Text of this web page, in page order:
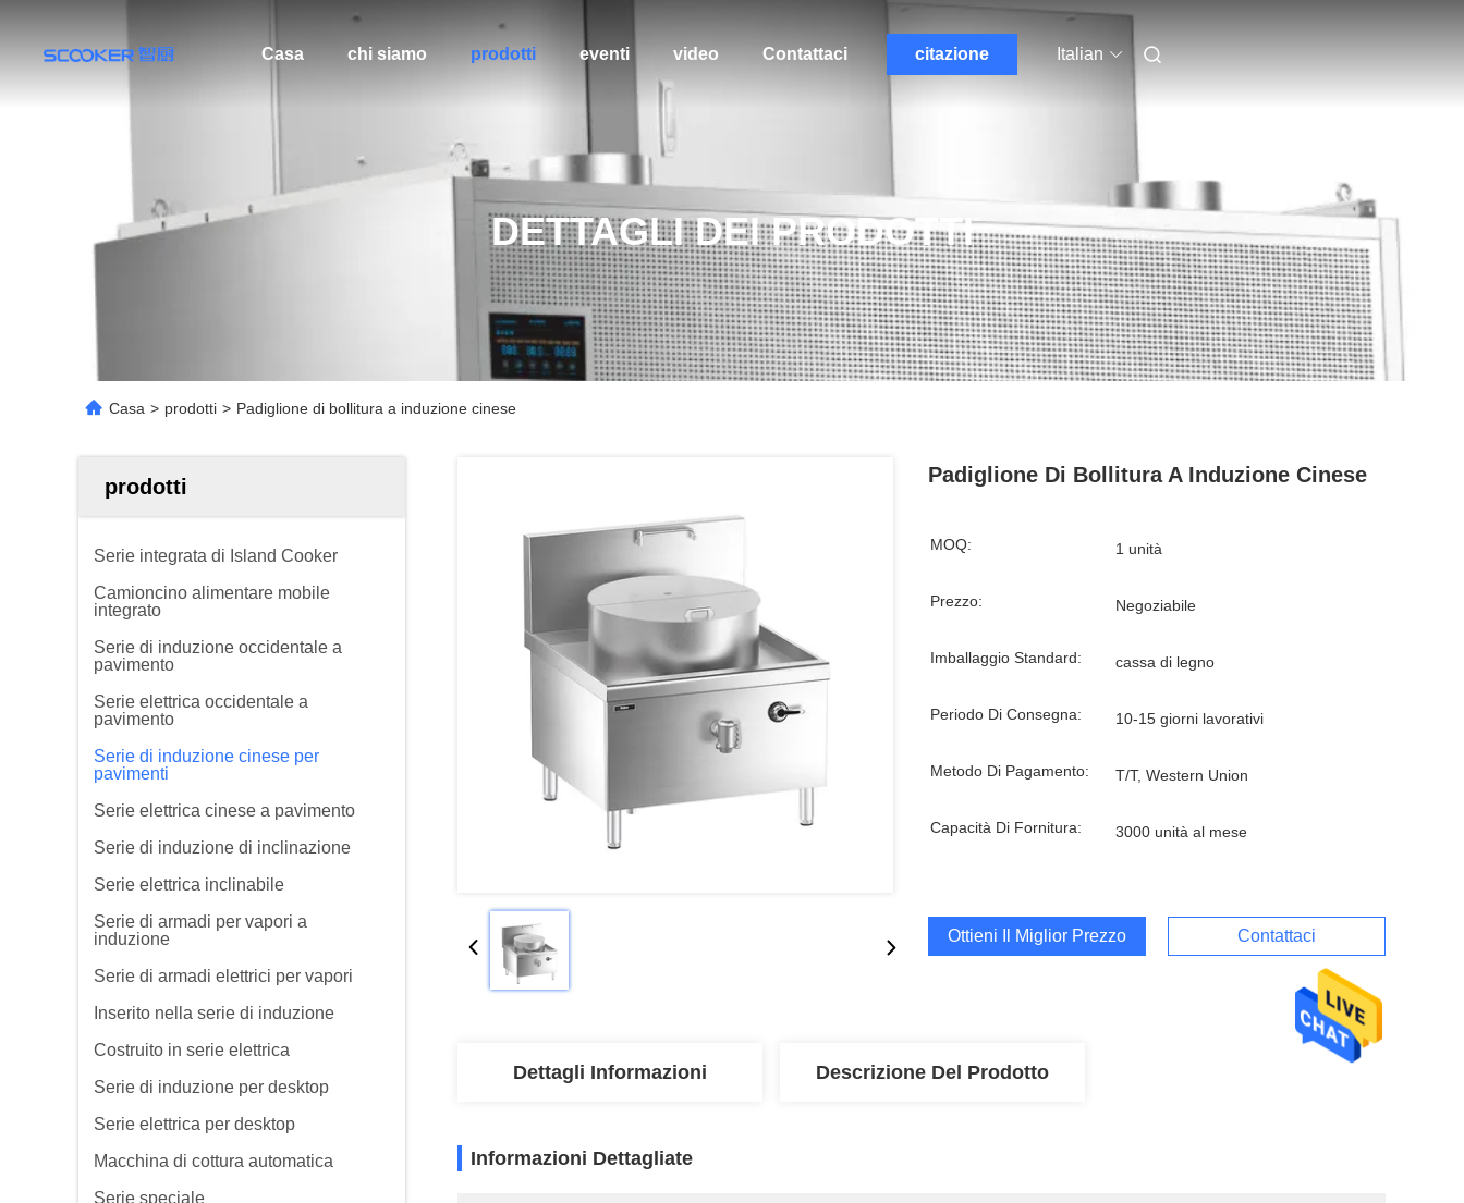
Casa chi siamo prodotti eventi video Contattaci citazione Italian
DETTAGLI DEI PRODOTTI
Casa > prodotti > Padiglione di bollitura a induzione cinese
prodotti
Serie integrata di Island Cooker
Camioncino alimentare mobile
integrato
Serie di induzione occidentale a
pavimento
Serie elettrica occidentale a
pavimento
Serie di induzione cinese per
pavimenti
Serie elettrica cinese a pavimento
Serie di induzione di inclinazione
Serie elettrica inclinabile
Serie di armadi per vapori a
induzione
Serie di armadi elettrici per vapori
Inserito nella serie di induzione
Costruito in serie elettrica
Serie di induzione per desktop
Serie elettrica per desktop
Macchina di cottura automatica
Serie speciale
Padiglione Di Bollitura A Induzione Cinese
MOQ: 1 unità
Prezzo: Negoziabile
Imballaggio Standard: cassa di legno
Periodo Di Consegna: 10-15 giorni lavorativi
Metodo Di Pagamento: T/T, Western Union
Capacità Di Fornitura: 3000 unità al mese
Ottieni Il Miglior Prezzo Contattaci
Dettagli Informazioni Descrizione Del Prodotto
Informazioni Dettagliate